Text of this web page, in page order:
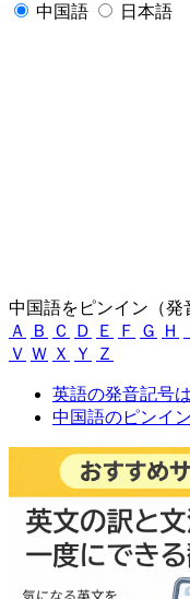
中国語 日本語
中国語をピンイン（発
Ａ
Ｂ Ｃ Ｄ Ｅ Ｆ Ｇ Ｈ
Ｖ Ｗ Ｘ Ｙ Ｚ
英語の発音記号
中国語のピンイ